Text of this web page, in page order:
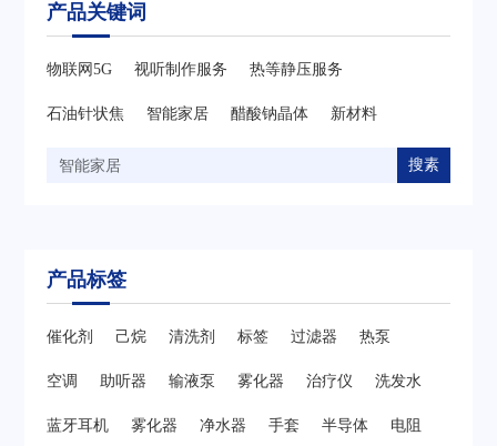
产品关键词
物联网5G 视听制作服务 热等静压服务
石油针状焦 智能家居 醋酸钠晶体 新材料
搜素
产品标签
催化剂 己烷 清洗剂 标签 过滤器 热泵
空调 助听器 输液泵 雾化器 治疗仪 洗发水
蓝牙耳机 雾化器 净水器 手套 半导体 电阻